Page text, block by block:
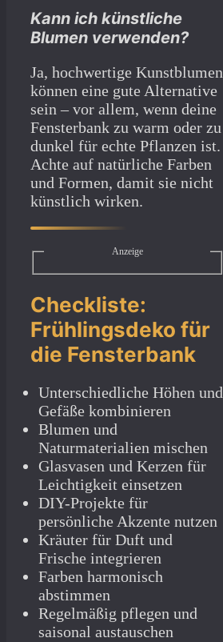
Kann ich künstliche
Blumen verwenden?
Ja, hochwertige Kunstblumen
können eine gute Alternative
sein – vor allem, wenn deine
Fensterbank zu warm oder zu
dunkel für echte Pflanzen ist.
Achte auf natürliche Farben
und Formen, damit sie nicht
künstlich wirken.
Anzeige
Checkliste:
Frühlingsdeko für
die Fensterbank
Unterschiedliche Höhen und
Gefäße kombinieren
Blumen und
Naturmaterialien mischen
Glasvasen und Kerzen für
Leichtigkeit einsetzen
DIY-Projekte für
persönliche Akzente nutzen
Kräuter für Duft und
Frische integrieren
Farben harmonisch
abstimmen
Regelmäßig pflegen und
saisonal austauschen